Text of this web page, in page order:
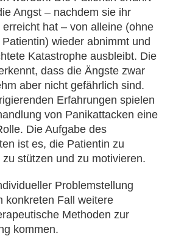
Angst – nachdem sie ihr
erreicht hat – von alleine (ohne
wieder abnimmt und
Katastrophe ausbleibt. Die
dass die Ängste zwar
aber nicht gefährlich sind.
Erfahrungen spielen
von Panikattacken eine
Die Aufgabe des
ist es, die Patientin zu
zu stützen und zu motivieren.
Problemstellung
konkreten Fall weitere
Methoden zur
kommen.